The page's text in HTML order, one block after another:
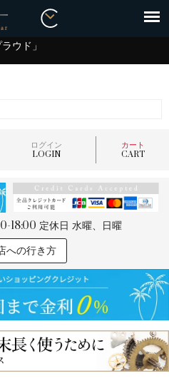
ウド」
ログイン
LOGIN
カート
CART
18:00 定休日 水曜、日曜
への行き方